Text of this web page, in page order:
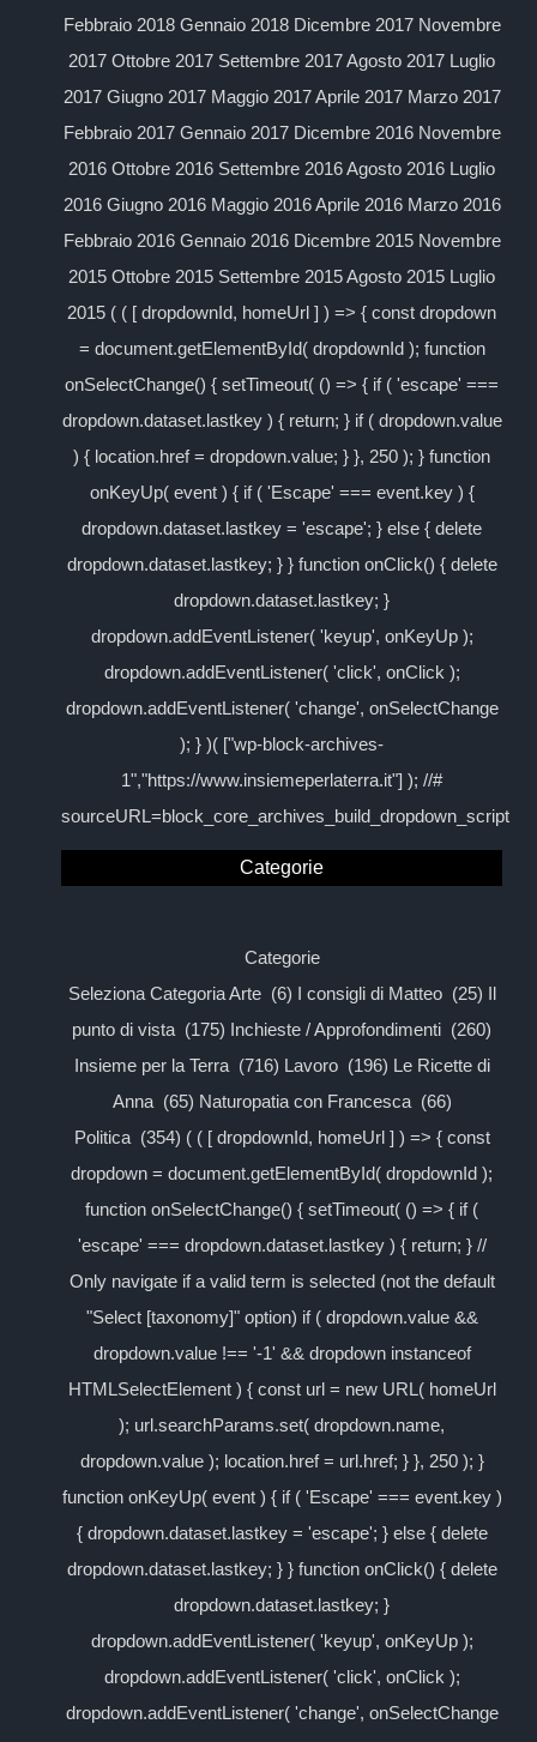
Febbraio 2018 Gennaio 2018 Dicembre 2017 Novembre
2017 Ottobre 2017 Settembre 2017 Agosto 2017 Luglio
2017 Giugno 2017 Maggio 2017 Aprile 2017 Marzo 2017
Febbraio 2017 Gennaio 2017 Dicembre 2016 Novembre
2016 Ottobre 2016 Settembre 2016 Agosto 2016 Luglio
2016 Giugno 2016 Maggio 2016 Aprile 2016 Marzo 2016
Febbraio 2016 Gennaio 2016 Dicembre 2015 Novembre
2015 Ottobre 2015 Settembre 2015 Agosto 2015 Luglio
2015 ( ( [ dropdownId, homeUrl ] ) => { const dropdown
= document.getElementById( dropdownId ); function
onSelectChange() { setTimeout( () => { if ( 'escape' ===
dropdown.dataset.lastkey ) { return; } if ( dropdown.value
) { location.href = dropdown.value; } }, 250 ); } function
onKeyUp( event ) { if ( 'Escape' === event.key ) {
dropdown.dataset.lastkey = 'escape'; } else { delete
dropdown.dataset.lastkey; } } function onClick() { delete
dropdown.dataset.lastkey; }
dropdown.addEventListener( 'keyup', onKeyUp );
dropdown.addEventListener( 'click', onClick );
dropdown.addEventListener( 'change', onSelectChange
); } )( ["wp-block-archives-
1","https://www.insiemeperlaterra.it"] ); //#
sourceURL=block_core_archives_build_dropdown_script
Categorie
Categorie
Seleziona Categoria Arte (6) I consigli di Matteo (25) Il
punto di vista (175) Inchieste / Approfondimenti (260)
Insieme per la Terra (716) Lavoro (196) Le Ricette di
Anna (65) Naturopatia con Francesca (66)
Politica (354) ( ( [ dropdownId, homeUrl ] ) => { const
dropdown = document.getElementById( dropdownId );
function onSelectChange() { setTimeout( () => { if (
'escape' === dropdown.dataset.lastkey ) { return; } //
Only navigate if a valid term is selected (not the default
"Select [taxonomy]" option) if ( dropdown.value &&
dropdown.value !== '-1' && dropdown instanceof
HTMLSelectElement ) { const url = new URL( homeUrl
); url.searchParams.set( dropdown.name,
dropdown.value ); location.href = url.href; } }, 250 ); }
function onKeyUp( event ) { if ( 'Escape' === event.key )
{ dropdown.dataset.lastkey = 'escape'; } else { delete
dropdown.dataset.lastkey; } } function onClick() { delete
dropdown.dataset.lastkey; }
dropdown.addEventListener( 'keyup', onKeyUp );
dropdown.addEventListener( 'click', onClick );
dropdown.addEventListener( 'change', onSelectChange